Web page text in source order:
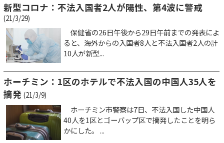
新型コロナ：不法入国者2人が陽性、第4波に警戒
(21/3/29)
保健省の26日午後から29日午前までの発表によ
ると、海外からの入国者8人と不法入国者2人の計
10人が新型...
ホーチミン：1区のホテルで不法入国の中国人35人を
摘発 (21/3/9)
ホーチミン市警察は7日、不法入国した中国人
40人を1区とゴーバップ区で摘発したことを明ら
かにした。 ...